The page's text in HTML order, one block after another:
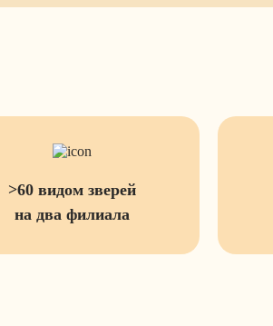
>60 видом зверей
на два филиала